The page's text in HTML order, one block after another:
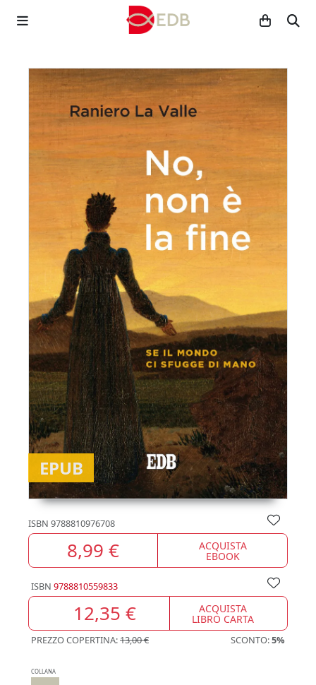
EPUB
ISBN 9788810976708
8,99 € ACQUISTA
EBOOK
ISBN 9788810559833
12,35 € ACQUISTA
LIBRO CARTA
PREZZO COPERTINA:13,00 € SCONTO:5%
COLLANA